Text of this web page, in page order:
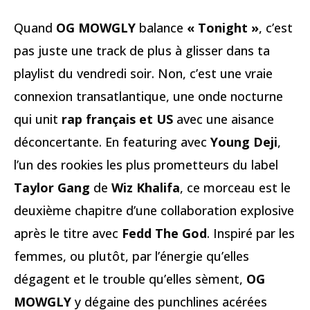
Quand OG MOWGLY balance « Tonight », c’est
pas juste une track de plus à glisser dans ta
playlist du vendredi soir. Non, c’est une vraie
connexion transatlantique, une onde nocturne
qui unit rap français et US avec une aisance
déconcertante. En featuring avec Young Deji,
l’un des rookies les plus prometteurs du label
Taylor Gang de Wiz Khalifa, ce morceau est le
deuxième chapitre d’une collaboration explosive
après le titre avec Fedd The God. Inspiré par les
femmes, ou plutôt, par l’énergie qu’elles
dégagent et le trouble qu’elles sèment, OG
MOWGLY y dégaine des punchlines acérées